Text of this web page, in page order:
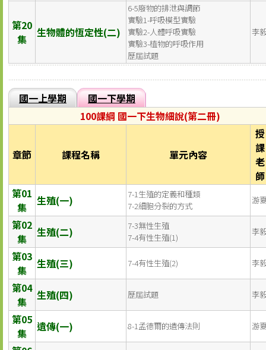
第20
集
生物體的恆定性(二)
6-5廢物的排泄與調節
實驗1-呼吸模型實驗
實驗2-人體呼吸實驗
實驗3-植物的呼吸作用
歷屆試題
李
國一上學期
國一下學期
100課綱 國一下生物細說(第二冊)
章節 課程名稱 單元內容
授
課
老
師
第01
集
生殖(一)
7-1生殖的定義和種類
7-2細胞分裂的方式
游
第02
集
生殖(二)
7-3無性生殖
7-4有性生殖(1)
李
第03
集
生殖(三) 7-4有性生殖(2) 李
第04
集
生殖(四) 歷屆試題 李
第05
集
遺傳(一) 8-1孟德爾的遺傳法則 游